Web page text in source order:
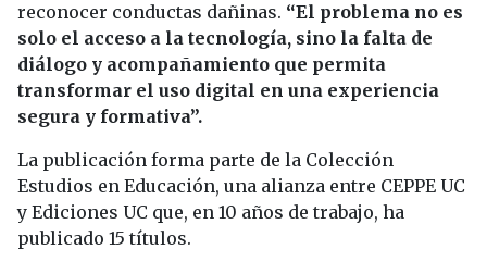
reconocer conductas dañinas. “El problema no es
solo el acceso a la tecnología, sino la falta de
diálogo y acompañamiento que permita
transformar el uso digital en una experiencia
segura y formativa”.
La publicación forma parte de la Colección
Estudios en Educación, una alianza entre CEPPE UC
y Ediciones UC que, en 10 años de trabajo, ha
publicado 15 títulos.